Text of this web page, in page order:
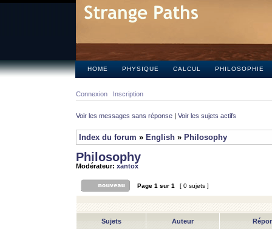
HOME PHYSIQUE CALCUL PHILOSOPHIE
Connexion Inscription
Voir les messages sans réponse | Voir les sujets actifs
Index du forum » English » Philosophy
Philosophy
Modérateur: xantox
Page 1 sur 1 [ 0 sujets ]
Sujets Auteur